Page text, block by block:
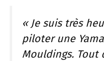
« Je suis très
piloter une
Mouldings. Tout